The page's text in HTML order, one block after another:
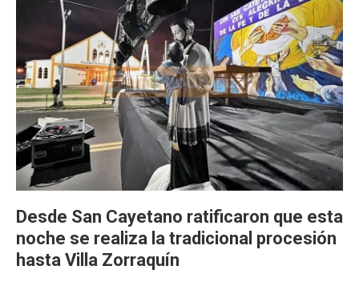
Desde San Cayetano ratificaron que esta
noche se realiza la tradicional procesión
hasta Villa Zorraquín